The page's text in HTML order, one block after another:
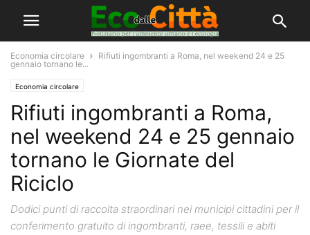
Economia circolare
Rifiuti ingombranti a Roma, nel weekend 24 e 25
gennaio tornano le...
Economia circolare
Rifiuti ingombranti a Roma,
nel weekend 24 e 25 gennaio
tornano le Giornate del
Riciclo
Dodici punti di raccolta straordinari nei municipi cittadini per il
conferimento gratuito di ingombranti, raee, tessili e abiti